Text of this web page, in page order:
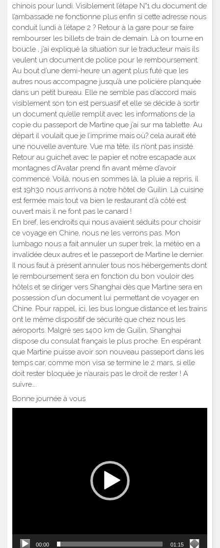
chinois pour lundi. Visiblement l’étape N°1 du document de
l’ambassade ne fonctionne plus enfin si cette adresse nous
conduit lundi à l’étape 2 ? Retour à la gare pour se faire
rembourser les billets de train de demain. Là on tourne en
boucle , j’ai expliqué la situation sur le traducteur mais ils
veulent un document de police pour le remboursement.
Au bout d’une demi-heure un agent plus futé que les
autres nous accompagne jusqu’à une policière planquée
dans un petit bureau. Elle ne semble pas d’accord mais
visiblement son ton est persuasif et elle se décide à sortir
un document qu’elle remplit avec les informations de la
copie du passeport de Martine que j’ai sur ma tablette. Au
départ il voulait que je l’imprime mais où? cela aurait été
une nouvelle aventure. Vue ma tête, ils n’ont pas insisté.
Retour au guichet avec le papier et notre escapade aux
montagnes d’Avatar prend fin avant même d’avoir
commencé. Voilà, nous en sommes là, la pluie a repris, il
est 19h30 nous arrivons à notre hôtel de Guilin. Là cuisine
est fermée mais tout va bien le restaurant d’à côté est
ouvert mais il ne font pas le canard !
En bref, les endroits qui nous avaient séduits pour choisir
ce voyage en Chine, nous ne les verrons pas. Mon
lumbago nous a fait annuler un super trek, la météo en a
invalidée deux autres et le passeport de Martine le dernier.
Il nous faut à présent annuler tous nos hébergements dont
le remboursement sera en fonction du bon vouloir des
hôtels et se diriger vers Shanghai dès que Martine sera en
possession d’un document lui permettant de voyager en
Chine. Pour rappel, ici, les bus longue distance et les trains
ont le même dispositif de sécurité que chez nous les
aéroports. Malgré ses 1400 km de Guilin, Shanghai
dispose du consulat français le plus proche. En espérant
que Martine puisse avoir son nouveau passeport dans les
temps car, comme mon visa se termine le 2 mars, si elle
doit rester bloquée je n’aurais pas le droit de rester ! A
suivre….
Bonne journée à vous
00:00 01:15